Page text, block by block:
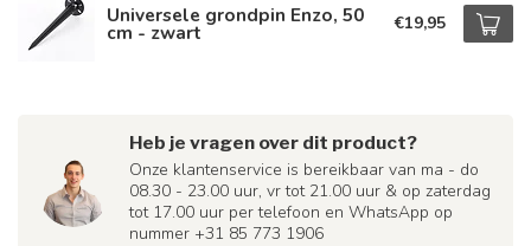
Universele grondpin Enzo, 50
cm - zwart €19,95
Heb je vragen over dit product?
Onze klantenservice is bereikbaar van ma - do
08.30 - 23.00 uur, vr tot 21.00 uur & op zaterdag
tot 17.00 uur per telefoon en WhatsApp op
nummer +31 85 773 1906